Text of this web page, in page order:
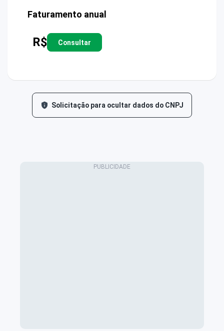
Faturamento anual
R$ Consultar
Solicitação para ocultar dados do CNPJ